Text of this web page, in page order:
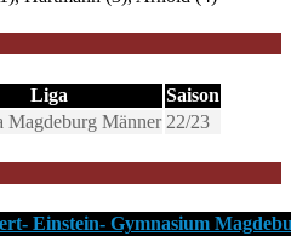
Liga
Saison
Magdeburg Männer 22/23
Einstein- Gymnasium